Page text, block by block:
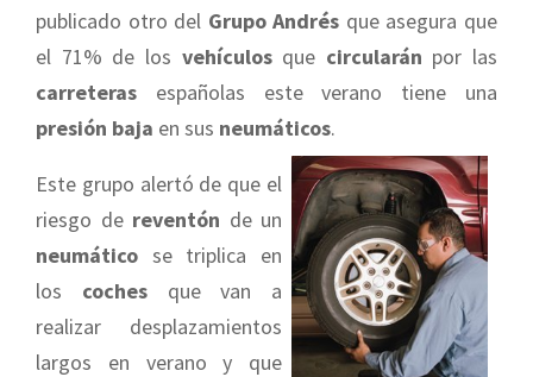
publicado otro del Grupo Andrés que asegura que
el 71% de los vehículosque circularán por las
carreteras españolas este verano tiene una
presión baja en sus neumáticos.
Este grupo alertó de que el
riesgo de reventón de un
neumático se triplica en
los cochesque van a
realizar desplazamientos
largos en verano y que